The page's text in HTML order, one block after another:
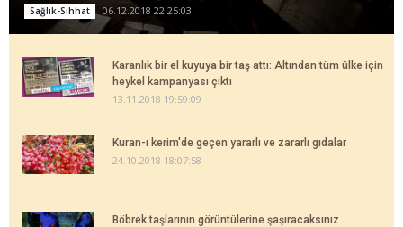
Sağlık-Sıhhat 06.12.2018 22:25:03
Karanlık bir el kuyuya bir taş attı: Altından tüm ülke için
heykel kampanyası çıktı
13.11.2018 19:59:09
Kuran-ı kerim'de geçen yararlı ve zararlı gıdalar
24.10.2018 18:07:58
Böbrek taşlarının görüntülerine şaşıracaksınız